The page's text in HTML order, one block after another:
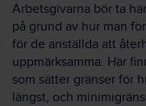
Arbetsgivarna bör ta
på grund av hur man
för de anställda att
uppmärksamma. Här
som sätter gränser för
längst, och